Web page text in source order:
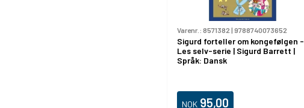
Varenr.: 8571382 | 9788740073652
Sigurd forteller om kongefølgen -
Les selv-serie | Sigurd Barrett |
Språk: Dansk
NOK 95,00